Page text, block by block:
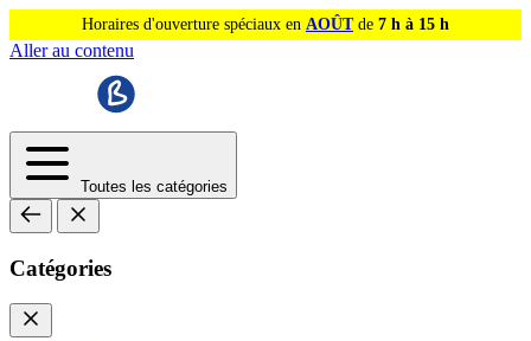
Horaires d'ouverture spéciaux en AOÛTde 7 h à 15 h
Aller au contenu
Toutes les catégories
Catégories